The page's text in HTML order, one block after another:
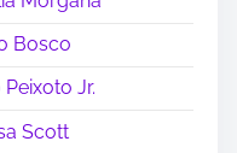
Bosco
Jr.
Scott